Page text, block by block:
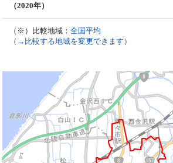
（2020年）
（※）比較地域：全国平均
（→比較する地域を変更できます）